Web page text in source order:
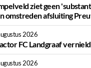
ziet geen
omstreden afsluiting
2026
FC Landgraaf
2026